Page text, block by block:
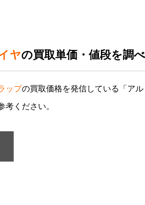
ヤの買取単価・値段を調
ップの買取価格を発信している「ア
考ください。